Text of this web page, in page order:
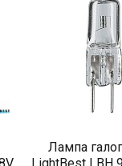
Лампа